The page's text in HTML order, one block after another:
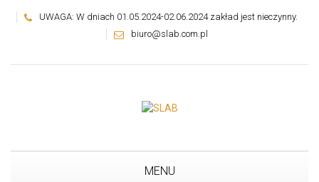
UWAGA: W dniach 01.05.2024-02.06.2024 zakład jest nieczynny.
biuro@slab.com.pl
MENU